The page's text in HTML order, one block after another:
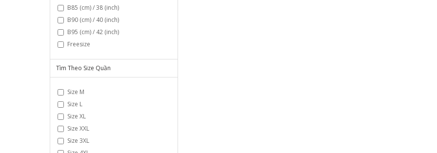
B85 (cm) / 38 (inch)
B90 (cm) / 40 (inch)
B95 (cm) / 42 (inch)
Freesize
Tìm Theo Size Quần
Size M
Size L
Size XL
Size XXL
Size 3XL